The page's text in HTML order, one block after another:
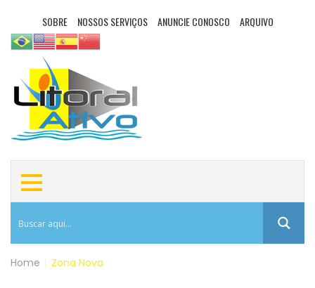
SOBRE NOSSOS SERVIÇOS ANUNCIE CONOSCO ARQUIVO
Home Zona Nova